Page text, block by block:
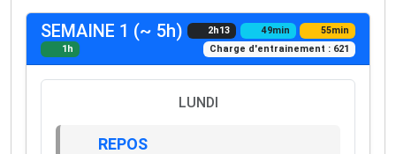
SEMAINE 1 (~ 5h) 2h13 49min
55min
1h
Charge d'entrainement : 621
LUNDI
REPOS